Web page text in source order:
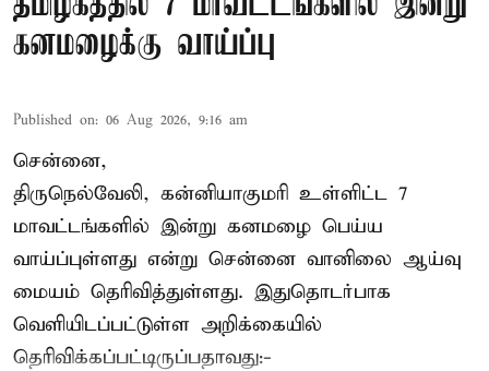
கனமழைக்கு வாய்ப்பு
Published on: 06 Aug 2026, 9:16 am
சென்னை,
திருநெல்வேலி, கன்னியாகுமரி உள்ளிட்ட 7
மாவட்டங்களில் இன்று கனமழை பெய்ய
வாய்ப்புள்ளது என்று சென்னை வானிலை ஆய்வு
மையம் தெரிவித்துள்ளது. இதுதொடர்பாக
வெளியிடப்பட்டுள்ள அறிக்கையில்
தெரிவிக்கப்பட்டிருப்பதாவது:-